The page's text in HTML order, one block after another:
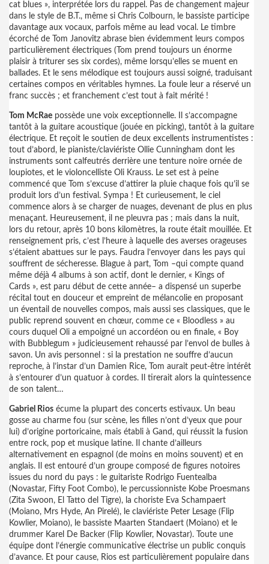
cat blues », interprétée lors du rappel. Pas de changement majeur
dans le style de B.T., même si Chris Colbourn, le bassiste participe
davantage aux vocaux, parfois même au lead vocal. Le timbre
écorché de Tom Janovitz abrase bien évidemment leurs compos
particulièrement électriques (Tom prend toujours un énorme
plaisir à triturer ses six cordes), même lorsqu’elles se muent en
ballades. Et le sens mélodique est toujours aussi soigné, traduisant
certaines compos en véritables hymnes. La foule leur a réservé un
franc succès ; et franchement c’est tout à fait mérité !
Tom McRae possède une voix exceptionnelle. Il s’accompagne
tantôt à la guitare acoustique (jouée en picking), tantôt à la guitare
électrique. Et reçoit le soutien de deux excellents instrumentistes :
tout d’abord, le pianiste/claviériste Ollie Cunningham dont les
instruments sont calfeutrés derrière une tenture noire ornée de
loupiotes, et le violoncelliste Oli Krauss. Le set est à peine
commencé que Tom s’excuse d’attirer la pluie chaque fois qu’il se
produit lors d’un festival. Sympa ! Et curieusement, le ciel
commence alors à se charger de nuages, devenant de plus en plus
menaçant. Heureusement, il ne pleuvra pas ; mais dans la nuit,
lors du retour, après 10 bons kilomètres, la route était mouillée. Et
renseignement pris, c’est l’heure à laquelle des averses orageuses
s’étaient abattues sur le pays. Faudra l’envoyer dans les pays qui
souffrent de sécheresse. Blague à part, Tom –qui compte quand
même déjà 4 albums à son actif, dont le dernier, « Kings of
Cards », est paru début de cette année– a dispensé un superbe
récital tout en douceur et empreint de mélancolie en proposant
un éventail de nouvelles compos, mais aussi ses classiques, que le
public reprend souvent en chœur, comme ce « Bloodless » au
cours duquel Oli a empoigné un accordéon ou en finale, « Boy
with Bubblegum » judicieusement rehaussé par l’envol de bulles à
savon. Un avis personnel : si la prestation ne souffre d’aucun
reproche, à l’instar d’un Damien Rice, Tom aurait peut-être intérêt
à s’entourer d’un quatuor à cordes. Il tirerait alors la quintessence
de son talent…
Gabriel Rios écume la plupart des concerts estivaux. Un beau
gosse au charme fou (sur scène, les filles n’ont d’yeux que pour
lui) d’origine portoricaine, mais établi à Gand, qui réussit la fusion
entre rock, pop et musique latine. Il chante d’ailleurs
alternativement en espagnol (de moins en moins souvent) et en
anglais. Il est entouré d’un groupe composé de figures notoires
issues du nord du pays : le guitariste Rodrigo Fuentealba
(Novastar, Fifty Foot Combo), le percussionniste Kobe Proesmans
(Zita Swoon, El Tatto del Tigre), la choriste Eva Schampaert
(Moiano, Mrs Hyde, An Pirelé), le claviériste Peter Lesage (Flip
Kowlier, Moiano), le bassiste Maarten Standaert (Moiano) et le
drummer Karel De Backer (Flip Kowlier, Novastar). Toute une
équipe dont l’énergie communicative électrise un public conquis
d’avance. Et pour cause, Rios est particulièrement populaire dans